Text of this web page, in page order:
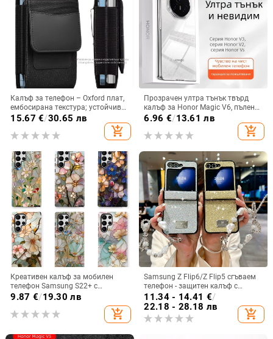
Калъф за телефон – Oxford плат,
ембосирана текстура; устойчив
на износ и изпадане, против
отпечатъци; съвместим с iPhone
12, iPhone 13, iPhone 14 и други
15.67 €/30.65 лв
add_shopping_cart
Прозрачен ултра тънък твърд
калъф за Honor Magic V6, пълен
обхват, защита от падане, за
сгъваем дисплей, с огледална
повърхност
6.96 €/13.61 лв
add_shopping_cart
Креативен калъф за мобилен
телефон Samsung S22+ с
остъклено цвете, защита от
падане, Ultra Film Case за Apple
13
9.87 €/19.30 лв
add_shopping_cart
Samsung Z Flip6/Z Flip5 сгъваем
телефон - защитен калъф с
блестяща гривна
11.34 - 14.41 €/
22.18 - 28.18 лв
add_shopping_cart